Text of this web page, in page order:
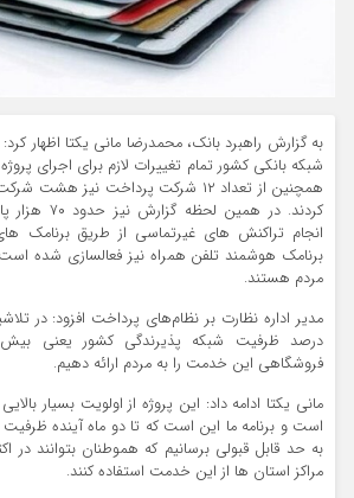
شبکه بانکی کشور تمام تغییرات لازم برای اجرای پروژه
همچنین از تعداد ۱۲ شرکت پرداخت نیز
کردند. در
انجام تراکنش ‌های غیرتماسی از طریق برنامک
برنامک هوشمند تلفن همراه نیز فعالسازی شده
مردم هستند.
فروشگاهی این خدمت را به مردم ارائه دهیم.
مانی یکتا ادامه داد: این پروژه از اولویت بسیار
است و برنامه ما این است که تا دو ماه آینده
به حد قابل قبولی برسانیم که هموطنان بتوانند در
مراکز استان ها از این خدمت استفاده کنند.